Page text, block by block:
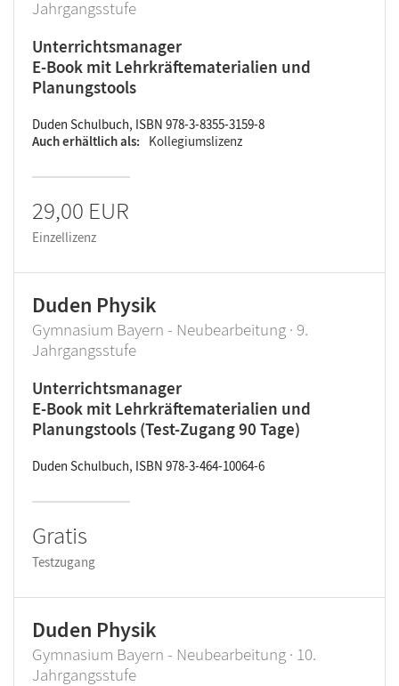
Jahrgangsstufe
Unterrichtsmanager
E-Book mit Lehrkräftematerialien und
Planungstools
Duden Schulbuch, ISBN 978-3-8355-3159-8
Auch erhältlich als
Kollegiumslizenz
29,00 EUR
Einzellizenz
Duden Physik
Gymnasium Bayern - Neubearbeitung · 9.
Jahrgangsstufe
Unterrichtsmanager
E-Book mit Lehrkräftematerialien und
Planungstools (Test-Zugang 90 Tage)
Duden Schulbuch, ISBN 978-3-464-10064-6
Gratis
Testzugang
Duden Physik
Gymnasium Bayern - Neubearbeitung · 10.
Jahrgangsstufe